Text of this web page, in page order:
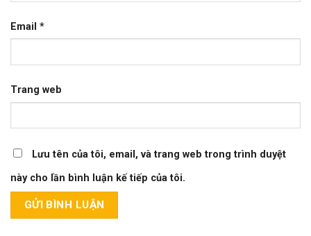
Email *
Trang web
Lưu tên của tôi, email, và trang web trong trình duyệt
này cho lần bình luận kế tiếp của tôi.